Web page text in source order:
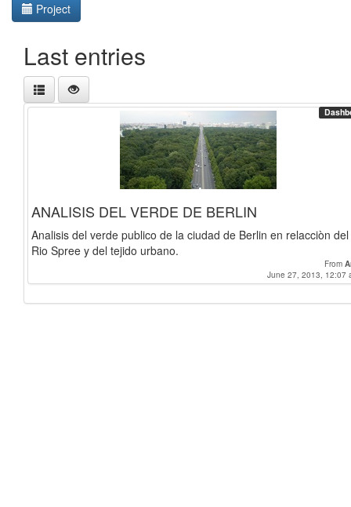
Project
Last entries
ANALISIS DEL VERDE DE BERLIN
Analisis del verde publico de la ciudad de Berlin en relacciòn del
Rio Spree y del tejido urbano.
From
June 27, 2013, 12:07